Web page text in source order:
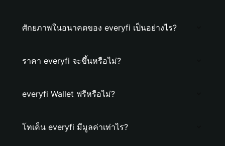
ศักยภาพในอนาคตของ everyfi เป็นอย่างไร?
ราคา everyfi จะขึ้นหรือไม่?
everyfi Wallet ฟรีหรือไม่?
โทเค็น everyfi มีมูลค่าเท่าไร?